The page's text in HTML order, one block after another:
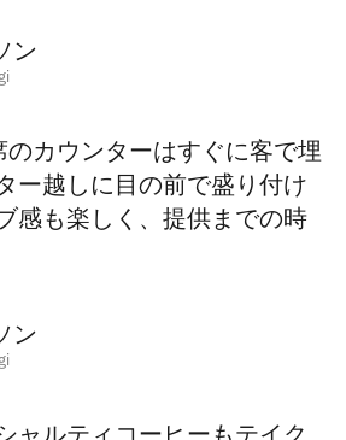
のカウンターはすぐに客で埋
ー越しに目の前で盛り付け
感も楽しく、提供までの時